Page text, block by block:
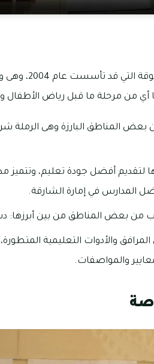
تعد الأمانة
أي من مرحلة ما قبل رياض
المناطق البارزة وهى الرملة
أفضل جودة تعليم، وتتميز
المدارس في إمارة الشارقة.
من بعض المناطق من بين أبرزها:
والأدوات التعليمية
والمواصفات.